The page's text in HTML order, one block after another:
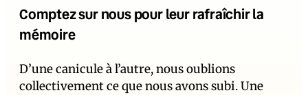
Comptez sur nous pour leur rafraîchir la
mémoire
D’une canicule à l’autre, nous oublions
collectivement ce que nous avons subi. Une